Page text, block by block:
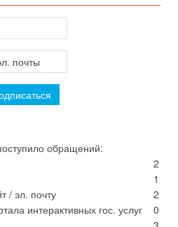
обращений:
2
1
/ эл. почту
2
интерактивных гос. услуг
0